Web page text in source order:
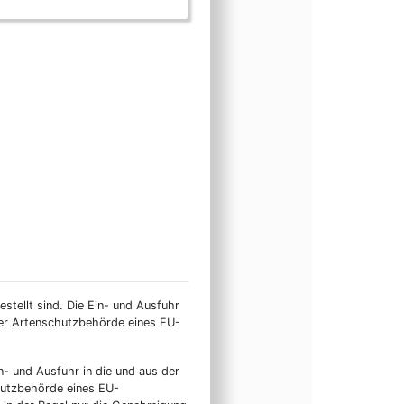
sind. Die Ein- und Ausfuhr
Artenschutzbehörde eines EU-
und Ausfuhr in die und aus der
eines EU-